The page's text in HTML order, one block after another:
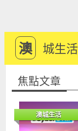
澳 城生活
焦點文章
澳城生活